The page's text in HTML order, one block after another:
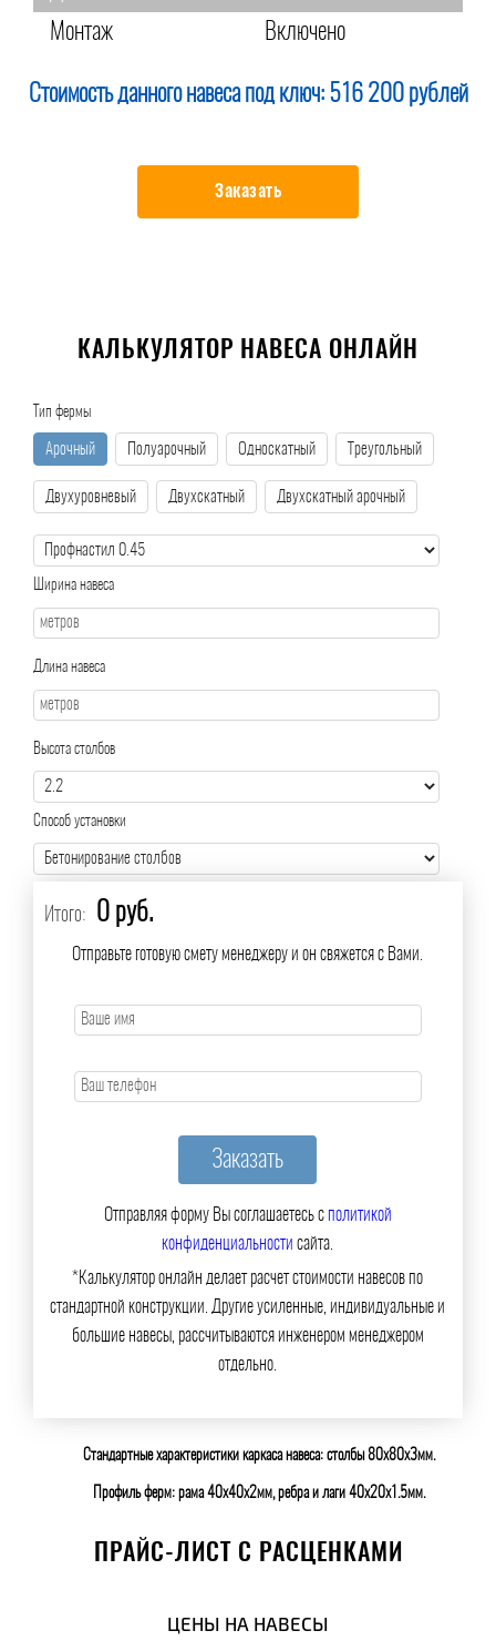
Монтаж
Включено
Стоимость данного навеса под ключ: 516 200 рублей
Заказать
КАЛЬКУЛЯТОР НАВЕСА ОНЛАЙН
Тип фермы
Арочный Полуарочный Односкатный Треугольный
Двухуровневый Двухскатный Двухскатный арочный
Ширина навеса
Длина навеса
Высота столбов
Способ установки
Итого: 0 руб.
Отправьте готовую смету менеджеру и он свяжется с Вами.
Отправляя форму Вы соглашаетесь сполитикой
конфиденциальности сайта.
*Калькулятор онлайн делает расчет стоимости навесов по
стандартной конструкции. Другие усиленные, индивидуальные и
большие навесы, рассчитываются инженером менеджером
отдельно.
Стандартные характеристики каркаса навеса: столбы 80х80х3мм.
Профиль ферм: рама 40х40х2мм, ребра и лаги 40х20х1.5мм.
ПРАЙС-ЛИСТ С РАСЦЕНКАМИ
ЦЕНЫ НА НАВЕСЫ